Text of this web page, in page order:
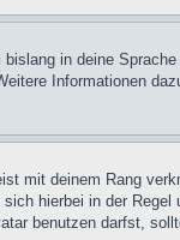
in deine
Informationen
mit deinem Rang
hierbei in der
benutzen darfst,